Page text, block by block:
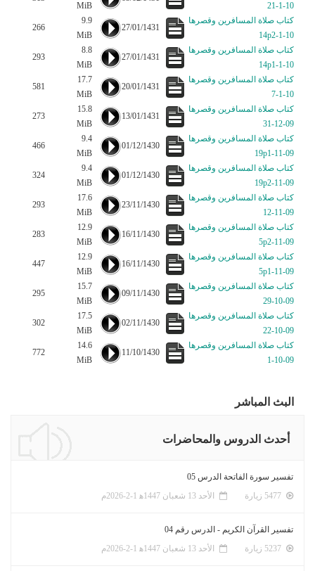
10-1-21
MiB
كتاب صلاة المسافرين وقصرها
10-1-14p2
27/01/1431
9.9
MiB
266
كتاب صلاة المسافرين وقصرها
10-1-14p1
27/01/1431
8.8
MiB
293
كتاب صلاة المسافرين وقصرها
10-1-7
20/01/1431
17.7
MiB
581
كتاب صلاة المسافرين وقصرها
09-12-31
13/01/1431
15.8
MiB
273
كتاب صلاة المسافرين وقصرها
09-11-19p1
01/12/1430
9.4
MiB
466
كتاب صلاة المسافرين وقصرها
09-11-19p2
01/12/1430
9.4
MiB
324
كتاب صلاة المسافرين وقصرها
09-11-12
23/11/1430
17.6
MiB
293
كتاب صلاة المسافرين وقصرها
09-11-5p2
16/11/1430
12.9
MiB
283
كتاب صلاة المسافرين وقصرها
09-11-5p1
16/11/1430
12.9
MiB
447
كتاب صلاة المسافرين وقصرها
09-10-29
09/11/1430
15.7
MiB
295
كتاب صلاة المسافرين وقصرها
09-10-22
02/11/1430
17.5
MiB
302
كتاب صلاة المسافرين وقصرها
09-10-1
11/10/1430
14.6
MiB
772
البث المباشر
أحدث الدروس والمحاضرات
تفسير سورة الفاتحة الدرس 05
الأحد 13 شعبان 1447ﻫ 1-2-2026م
تفسير القرآن الكريم - الدرس رقم 04
الأحد 13 شعبان 1447ﻫ 1-2-2026م